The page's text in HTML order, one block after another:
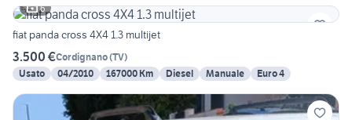
6
fiat panda cross 4X4 1.3 multijet
3.500 €Cordignano(TV)
Usato
04/2010 167000 Km Diesel Manuale Euro 4